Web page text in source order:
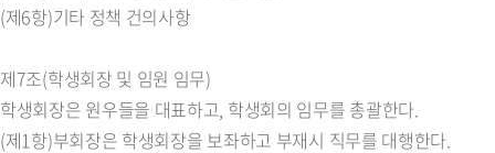
(제6항)기타 정책 건의사항
제7조(학생회장 및 임원 임무)
학생회장은 원우들을 대표하고, 학생회의 임무를 총괄한다.
(제1항)부회장은 학생회장을 보좌하고 부재시 직무를 대행한다.